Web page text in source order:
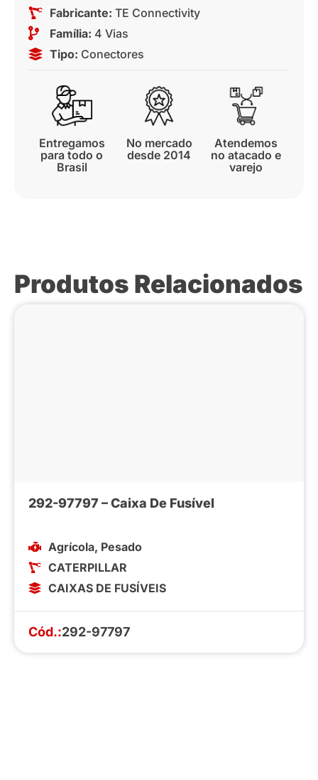
Fabricante: TE Connectivity
Família: 4 Vias
Tipo: Conectores
Entregamos
para todo o
Brasil
No mercado
desde 2014
Atendemos
no atacado e
varejo
Produtos Relacionados
292-97797 – Caixa De Fusível
Agrícola, Pesado
CATERPILLAR
CAIXAS DE FUSÍVEIS
Cód.:292-97797